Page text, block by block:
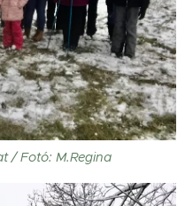
/ Fotó: M.Regina